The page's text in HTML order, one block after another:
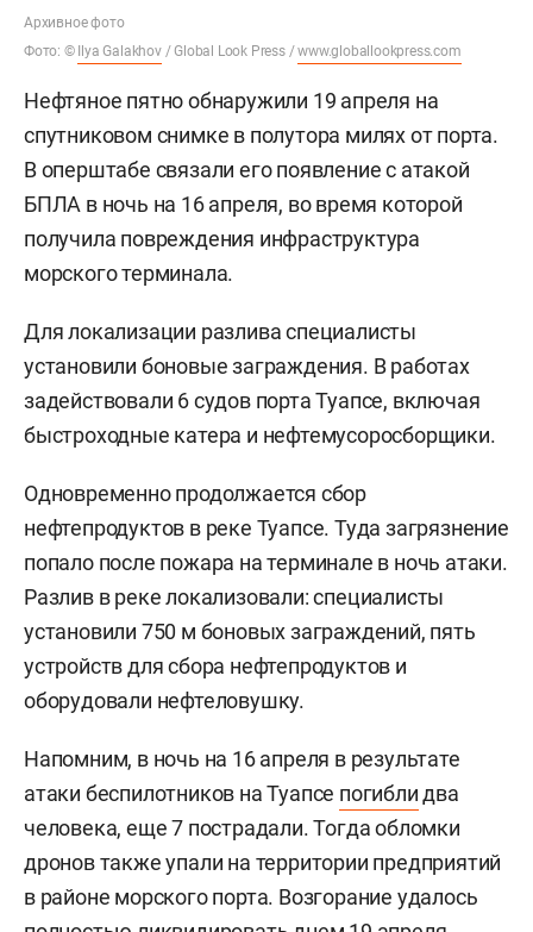
Архивное фото
Фото: © Ilya Galakhov/ Global Look Press /www.globallookpress.com
Нефтяное пятно обнаружили 19 апреля на
спутниковом снимке в полутора милях от порта.
В оперштабе связали его появление с атакой
БПЛА в ночь на 16 апреля, во время которой
получила повреждения инфраструктура
морского терминала.
Для локализации разлива специалисты
установили боновые заграждения. В работах
задействовали 6 судов порта Туапсе, включая
быстроходные катера и нефтемусоросборщики.
Одновременно продолжается сбор
нефтепродуктов в реке Туапсе. Туда загрязнение
попало после пожара на терминале в ночь атаки.
Разлив в реке локализовали: специалисты
установили 750 м боновых заграждений, пять
устройств для сбора нефтепродуктов и
оборудовали нефтеловушку.
Напомним, в ночь на 16 апреля в результате
атаки беспилотников на Туапсе погиблидва
человека, еще 7 пострадали. Тогда обломки
дронов также упали на территории предприятий
в районе морского порта. Возгорание удалось